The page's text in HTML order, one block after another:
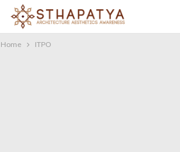
Home ITPO